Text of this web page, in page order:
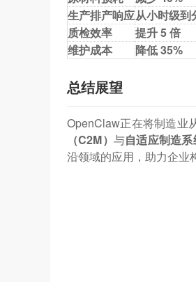
生产排产响应从小时级到
质检效率
提升 5 倍
维护成本
降低 35%
总结展望
OpenClaw正在将制造业
（C2M） 与自适应制造系
沿领域的应用，助力企业